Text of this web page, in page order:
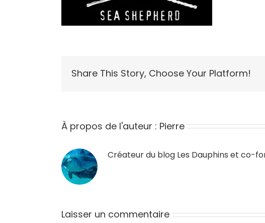
Share This Story, Choose Your Platform!
À propos de l'auteur : Pierre
Créateur du blog Les Dauphins et co-
Laisser un commentaire